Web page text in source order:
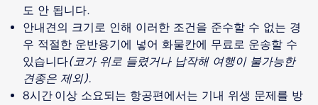
도 안 됩니다.
안내견의 크기로 인해 이러한 조건을 준수할 수 없는 경
우 적절한 운반용기에 넣어 화물칸에 무료로 운송할 수
있습니다(코가 위로 들렸거나 납작해 여행이 불가능한
견종은 제외).
8시간 이상 소요되는 항공편에서는 기내 위생 문제를 방